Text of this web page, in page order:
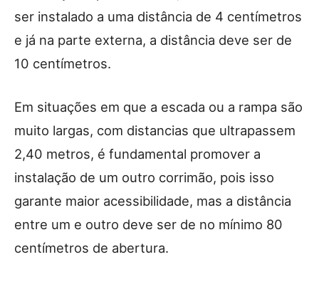
ser instalado a uma distância de 4 centímetros
e já na parte externa, a distância deve ser de
10 centímetros.
Em situações em que a escada ou a rampa são
muito largas, com distancias que ultrapassem
2,40 metros, é fundamental promover a
instalação de um outro corrimão, pois isso
garante maior acessibilidade, mas a distância
entre um e outro deve ser de no mínimo 80
centímetros de abertura.